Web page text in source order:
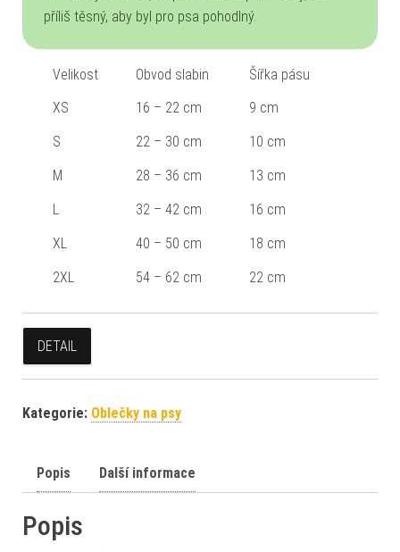
příliš těsný, aby byl pro psa pohodlný.
Velikost Obvod slabin
Šířka pásu
XS
16 – 22 cm
9 cm
S
22 – 30 cm
10 cm
M
28 – 36 cm
13 cm
L
32 – 42 cm
16 cm
XL
40 – 50 cm
18 cm
2XL
54 – 62 cm 22 cm
DETAIL
Kategorie: Oblečky na psy
Popis Další informace
Popis